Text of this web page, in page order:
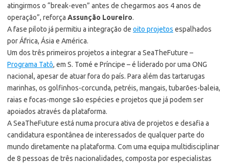
atingirmos o “break-even” antes de chegarmos aos 4 anos de
operação”, reforça Assunção Loureiro.
A fase piloto já permitiu a integração de oito projetos espalhados
por África, Ásia e América.
Um dos três primeiros projetos a integrar a SeaTheFuture –
Programa Tatô, em S. Tomé e Príncipe – é liderado por uma ONG
nacional, apesar de atuar fora do país. Para além das tartarugas
marinhas, os golfinhos-corcunda, petréis, mangais, tubarões-baleia,
raias e focas-monge são espécies e projetos que já podem ser
apoiados através da plataforma.
A SeaTheFuture está numa procura ativa de projetos e desafia a
candidatura espontânea de interessados de qualquer parte do
mundo diretamente na plataforma. Com uma equipa multidisciplinar
de 8 pessoas de três nacionalidades, composta por especialistas